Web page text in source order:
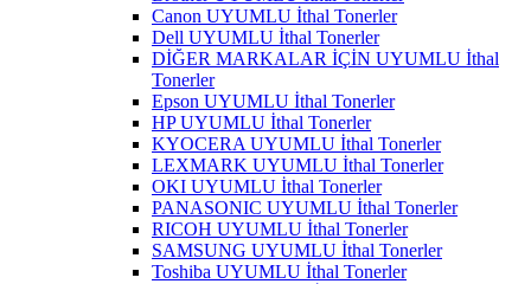
Canon UYUMLU İthal Tonerler
Dell UYUMLU İthal Tonerler
DİĞER MARKALAR İÇİN UYUMLU İthal
Tonerler
Epson UYUMLU İthal Tonerler
HP UYUMLU İthal Tonerler
KYOCERA UYUMLU İthal Tonerler
LEXMARK UYUMLU İthal Tonerler
OKI UYUMLU İthal Tonerler
PANASONIC UYUMLU İthal Tonerler
RICOH UYUMLU İthal Tonerler
SAMSUNG UYUMLU İthal Tonerler
Toshiba UYUMLU İthal Tonerler